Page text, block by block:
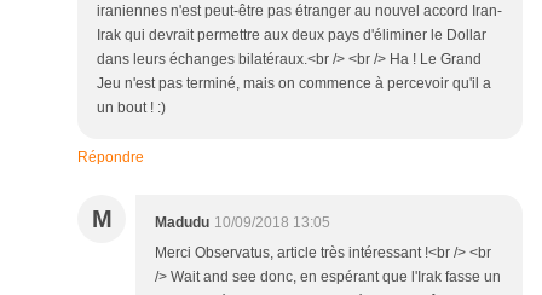
iraniennes n'est peut-être pas étranger au nouvel accord Iran-
Irak qui devrait permettre aux deux pays d'éliminer le Dollar
dans leurs échanges bilatéraux.<br /> <br /> Ha ! Le Grand
Jeu n'est pas terminé, mais on commence à percevoir qu'il a
un bout ! :)
Répondre
M Madudu 10/09/2018 13:05
Merci Observatus, article très intéressant !<br /> <br
/> Wait and see donc, en espérant que l'Irak fasse un